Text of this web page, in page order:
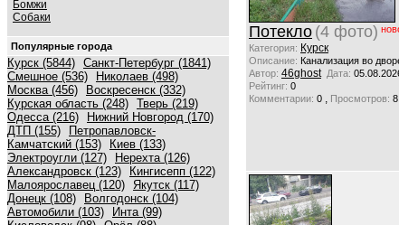
Бомжи
Собаки
Популярные города
Курск (5844) Санкт-Петербург (1841)
Смешное (536)
Николаев (498)
Москва (456)
Воскресенск (332)
Курская область (248) Тверь (219)
Одесса (216)
Нижний Новгород (170)
ДТП (155)
Петропавловск-
Камчатский (153)
Киев (133)
Электроугли (127)
Нерехта (126)
Александровск (123)
Кингисепп (122)
Малоярославец (120) Якутск (117)
Донецк (108)
Волгодонск (104)
Автомобили (103)
Инта (99)
Потекло (4 фото)
Категория: Курск
Описание: Канализация во
Автор: 46ghost Дата:
Рейтинг: 0
Комментарии: 0 , Просмотров: 8